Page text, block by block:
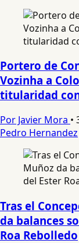
Portero de
Vozinha a
titularidad
Por Javier Mora •
Pedro Hernandez
Tras el
da balances
Roa Rebolledo